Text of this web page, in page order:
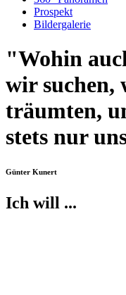
Prospekt
Bildergalerie
"Wohin
wir suchen,
träumten,
stets nur
Günter Kunert
Ich will ...